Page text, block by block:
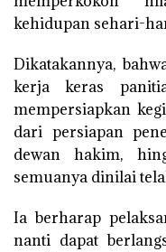
kehidupan sehari-
Dikatakannya,
kerja keras
mempersiapkan
dari persiapan
dewan hakim,
semuanya dinilai
Ia berharap
nanti dapat